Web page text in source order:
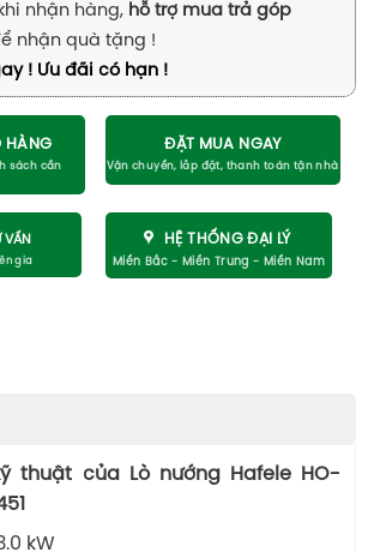
nhận hàng, hỗ trợ mua trả góp
nhận quà tặng !
! Ưu đãi có hạn !
HÀNG ĐẶT MUA NGAY
VẤN HỆ THỐNG ĐẠI LÝ
thuật của
Lò nướng Hafele HO-
kW